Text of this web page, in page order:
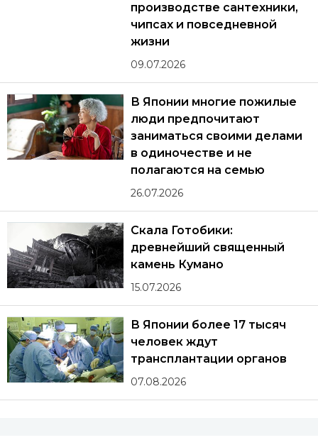
производстве сантехники,
чипсах и повседневной
жизни
09.07.2026
В Японии многие пожилые
люди предпочитают
заниматься своими делами
в одиночестве и не
полагаются на семью
26.07.2026
Скала Готобики:
древнейший священный
камень Кумано
15.07.2026
В Японии более 17 тысяч
человек ждут
трансплантации органов
07.08.2026